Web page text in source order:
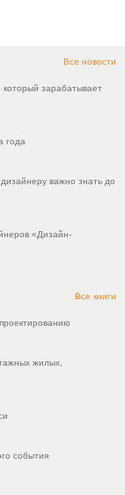
Все новости
зарабатывает
года
важно знать до
«Дизайн-
Все книги
жилых,
события